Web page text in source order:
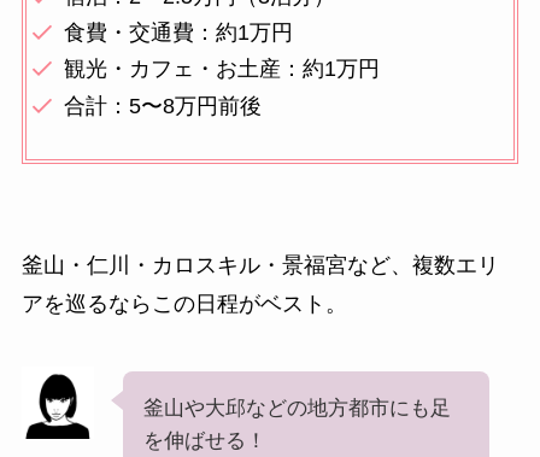
食費・交通費：約1万円
観光・カフェ・お土産：約1万円
合計：5〜8万円前後
釜山・仁川・カロスキル・景福宮など、複数エリ
アを巡るならこの日程がベスト。
釜山や大邱などの地方都市にも足
を伸ばせる！